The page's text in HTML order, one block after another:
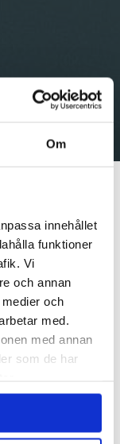
Om
innehållet
funktioner
Vi
och annan
och
med.
med annan
som de har